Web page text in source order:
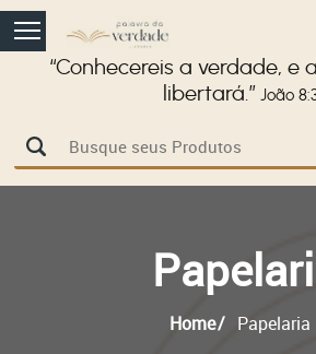
“Conhecereis a verdade, e
libertará.” João
Home Papelaria